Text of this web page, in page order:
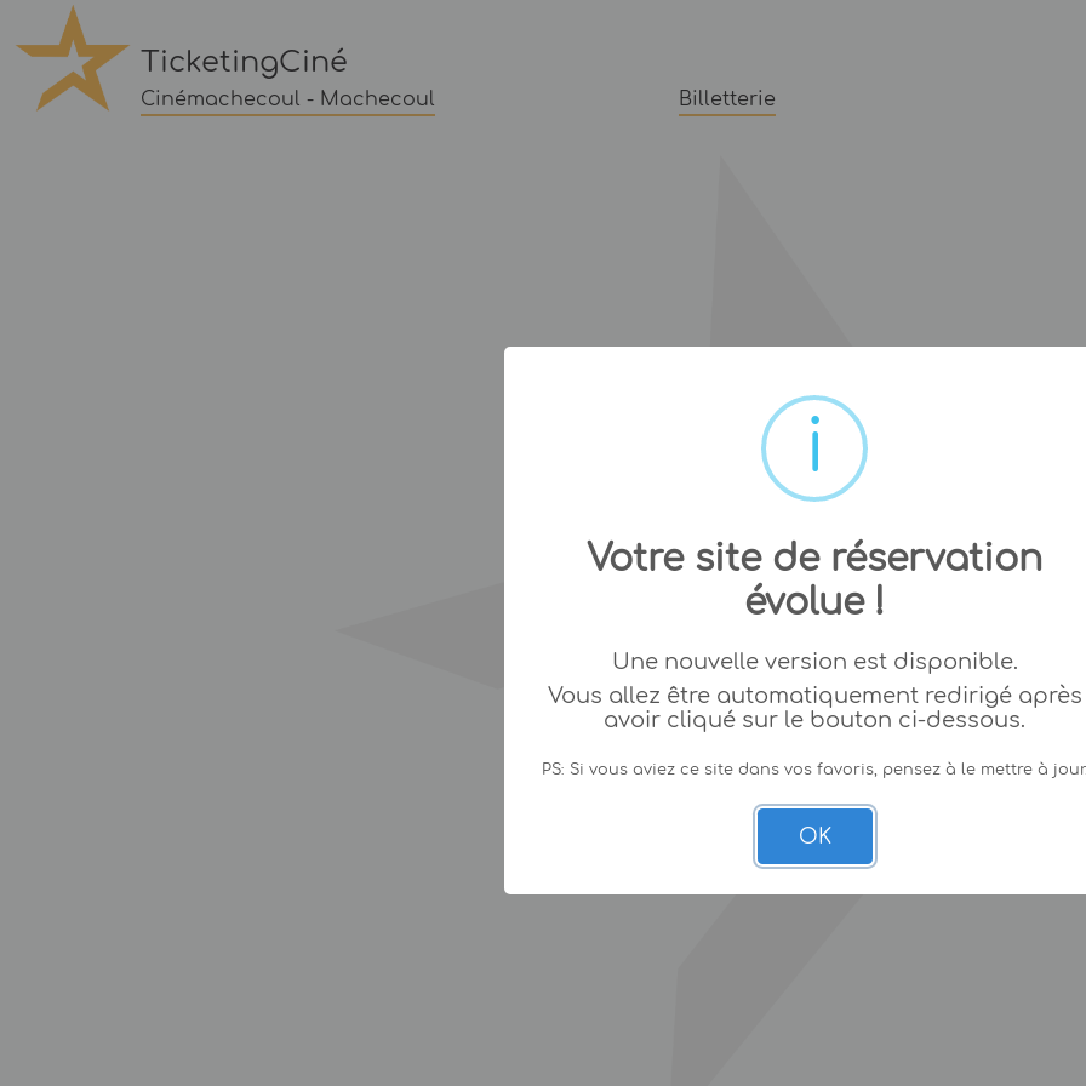
TicketingCiné
Cinémachecoul - Machecoul Billetterie
Votre site de réservation
évolue !
Une nouvelle version est disponible.
Vous allez être automatiquement redirigé après
avoir cliqué sur le bouton ci-dessous.
PS: Si vous aviez ce site dans vos favoris, pensez à le mettre à
OK